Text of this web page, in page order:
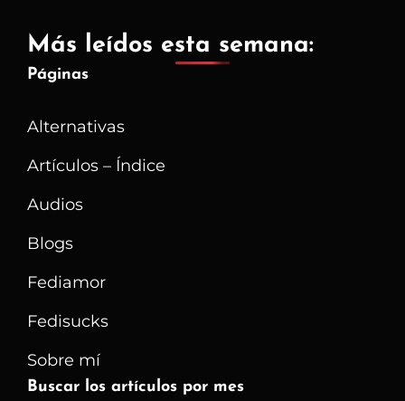
Más leídos esta semana:
Páginas
Alternativas
Artículos – Índice
Audios
Blogs
Fediamor
Fedisucks
Sobre mí
Buscar los artículos por mes